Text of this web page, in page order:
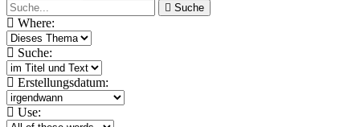
Suche
Where:
Suche:
Erstellungsdatum:
Use: